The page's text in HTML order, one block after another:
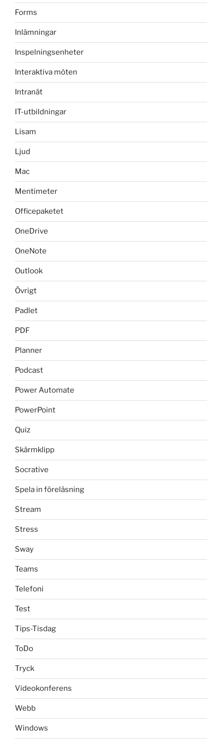
Forms
Inlämningar
Inspelningsenheter
Interaktiva möten
Intranät
IT-utbildningar
Lisam
Ljud
Mac
Mentimeter
Officepaketet
OneDrive
OneNote
Outlook
Övrigt
Padlet
PDF
Planner
Podcast
Power Automate
PowerPoint
Quiz
Skärmklipp
Socrative
Spela in föreläsning
Stream
Stress
Sway
Teams
Telefoni
Test
Tips-Tisdag
ToDo
Tryck
Videokonferens
Webb
Windows